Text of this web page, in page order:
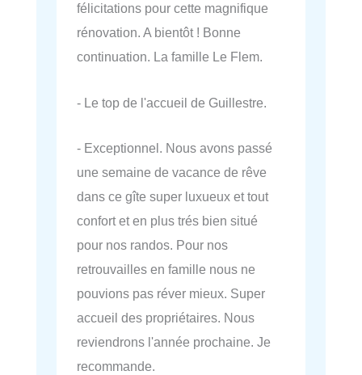
félicitations pour cette magnifique
rénovation. A bientôt ! Bonne
continuation. La famille Le Flem.
- Le top de l'accueil de Guillestre.
- Exceptionnel. Nous avons passé
une semaine de vacance de rêve
dans ce gîte super luxueux et tout
confort et en plus trés bien situé
pour nos randos. Pour nos
retrouvailles en famille nous ne
pouvions pas réver mieux. Super
accueil des propriétaires. Nous
reviendrons l'année prochaine. Je
recommande.